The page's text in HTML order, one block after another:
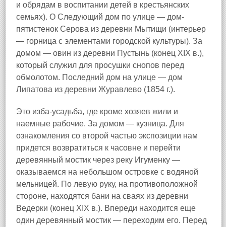
и обрядам в воспитании детей в крестьянских
семьях). О Следующий дом по улице — дом-
пятистенок Серова из деревни Мытищи (интерьер
— горница с элементами городской культуры). За
домом — овин из деревни Пустынь (конец XIX в.),
который служил для просушки снопов перед
обмолотом. Последний дом на улице — дом
Липатова из деревни Журавлево (1854 г.).
Это изба-усадьба, где кроме хозяев жили и
наемные рабочие. За домом — кузница. Для
ознакомления со второй частью экспозиции нам
придется возвратиться к часовне и перейти
деревянный мостик через реку Игуменку —
оказываемся на небольшом островке с водяной
мельницей. По левую руку, на противоположной
стороне, находятся бани на сваях из деревни
Ведерки (конец XIX в.). Впереди находится еще
один деревянный мостик — переходим его. Перед